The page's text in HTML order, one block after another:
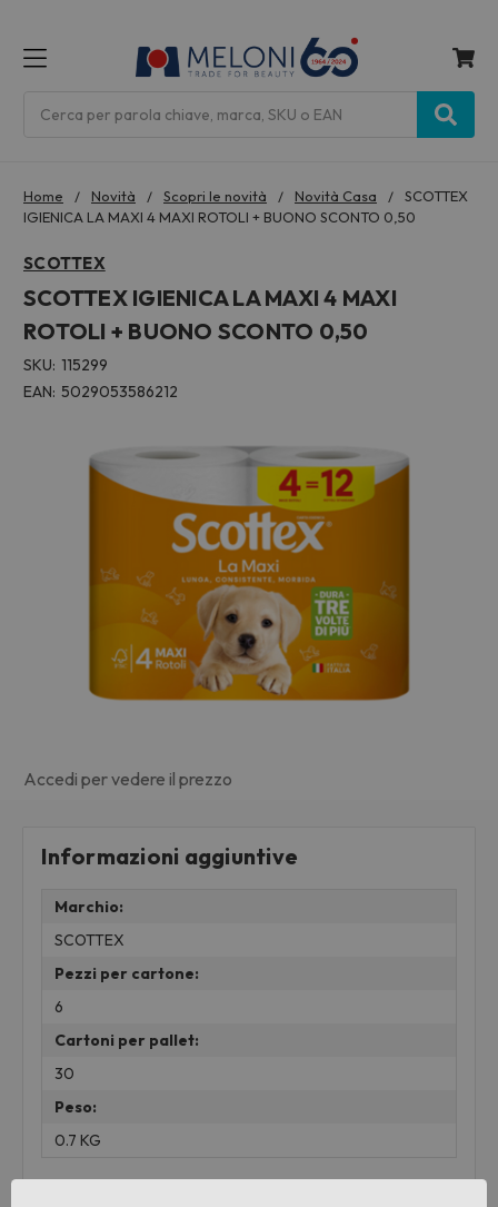
Home Novità Scopri le novità Novità Casa
SCOTTEX
IGIENICA LA MAXI 4 MAXI ROTOLI + BUONO SCONTO 0,50
SCOTTEX
SCOTTEX IGIENICA LA MAXI 4 MAXI
ROTOLI + BUONO SCONTO 0,50
SKU: 115299
EAN: 5029053586212
Accedi per vedere il prezzo
Informazioni aggiuntive
Marchio:
SCOTTEX
Pezzi per cartone:
6
Cartoni per pallet:
30
Peso:
0.7 KG